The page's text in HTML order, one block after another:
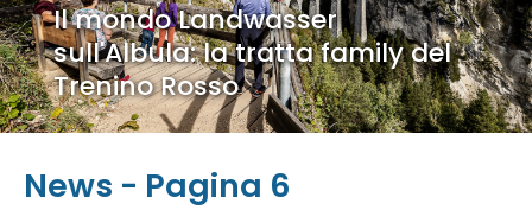
Il mondo Landwasser
sull'Albula: la tratta family del
Trenino Rosso
News - Pagina 6